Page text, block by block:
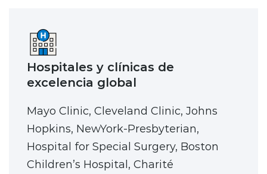
Hospitales y clínicas de
excelencia global
Mayo Clinic, Cleveland Clinic, Johns
Hopkins, NewYork-Presbyterian,
Hospital for Special Surgery, Boston
Children’s Hospital, Charité